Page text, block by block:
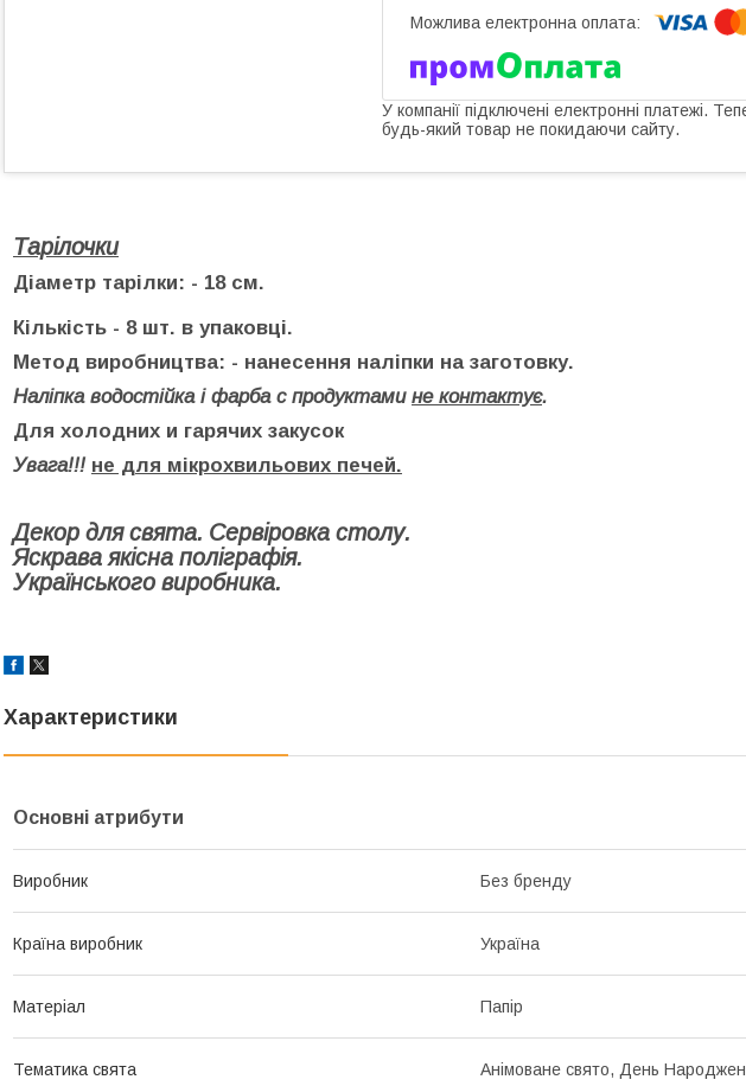
У компанії підключені електронні платежі.
будь-який товар не покидаючи сайту.
Тарілочки
Діаметр тарілки: - 18 см.
Кількість - 8 шт. в упаковці.
Метод виробництва: - нанесення наліпки на заготовку.
Наліпка водостійка і фарба с продуктами не контактує.
Для холодних и гарячих закусок
Увага!!! не для мікрохвильових печей.
Декор для свята. Сервіровка столу.
Яскрава якісна поліграфія.
Українського виробника.
Характеристики
Основні атрибути
Виробник Без бренду
Країна виробник Україна
Матеріал Папір
Тематика свята Анімоване свято, День